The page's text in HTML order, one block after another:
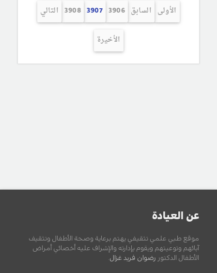
الأولى السابق 3906
3907
3908 التالي
الأخيرة
عن العيادة
موقع طبي علمي تثقيفي يهتم برعاية وصحة الأطفال وتثقيف
آبائهم وتوعيتهم ويقوم بإدارته والإشراف عليه أخصائي أمراض
الأطفال الدكتور رضوان فريد غزال.